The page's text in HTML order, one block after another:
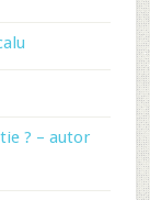
? – autor